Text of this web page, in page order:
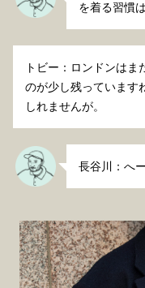
を着る習慣
トビー：ロンドンはま
のが少し残っています
しれませんが。
長谷川：へ